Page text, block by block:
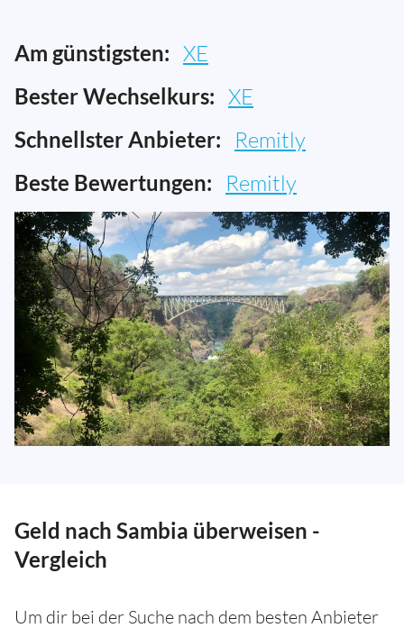
Am günstigsten: XE
Bester Wechselkurs: XE
Schnellster Anbieter: Remitly
Beste Bewertungen: Remitly
Geld nach Sambia überweisen -
Vergleich
Um dir bei der Suche nach dem besten Anbieter